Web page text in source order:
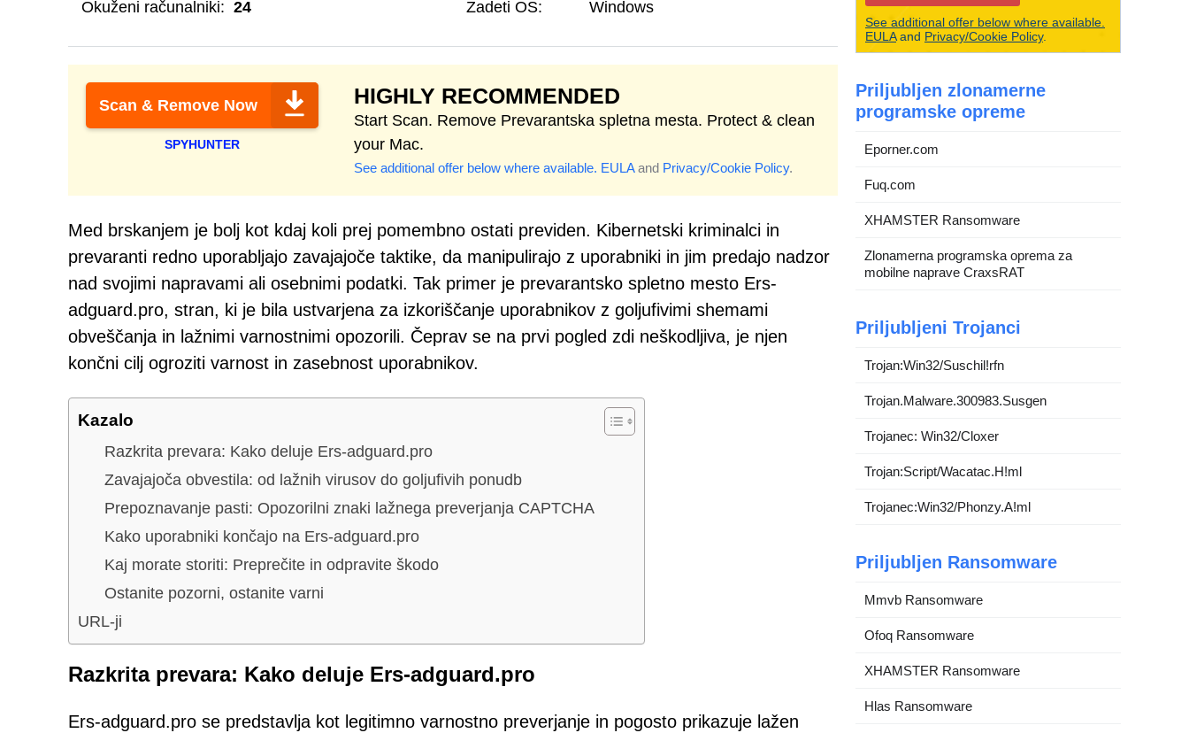
Okuženi računalniki: 24
Zadeti OS:
Windows
Scan & Remove Now
SPYHUNTER
HIGHLY RECOMMENDED
Start Scan. Remove Prevarantska spletna mesta. Protect & clean
your Mac.
See additional offer below where available. EULAand Privacy/Cookie Policy.
Med brskanjem je bolj kot kdaj koli prej pomembno ostati previden. Kibernetski kriminalci in
prevaranti redno uporabljajo zavajajoče taktike, da manipulirajo z uporabniki in jim predajo nadzor
nad svojimi napravami ali osebnimi podatki. Tak primer je prevarantsko spletno mesto Ers-
adguard.pro, stran, ki je bila ustvarjena za izkoriščanje uporabnikov z goljufivimi shemami
obveščanja in lažnimi varnostnimi opozorili. Čeprav se na prvi pogled zdi neškodljiva, je njen
končni cilj ogroziti varnost in zasebnost uporabnikov.
Kazalo
Razkrita prevara: Kako deluje Ers-adguard.pro
Zavajajoča obvestila: od lažnih virusov do goljufivih ponudb
Prepoznavanje pasti: Opozorilni znaki lažnega preverjanja CAPTCHA
Kako uporabniki končajo na Ers-adguard.pro
Kaj morate storiti: Preprečite in odpravite škodo
Ostanite pozorni, ostanite varni
URL-ji
Razkrita prevara: Kako deluje Ers-adguard.pro
Ers-adguard.pro se predstavlja kot legitimno varnostno preverjanje in pogosto prikazuje lažen
See additional offer below where available.
EULAand Privacy/Cookie Policy.
Priljubljen zlonamerne
programske opreme
Eporner.com
Fuq.com
XHAMSTER Ransomware
Zlonamerna programska oprema za
mobilne naprave CraxsRAT
Priljubljeni Trojanci
Trojan:Win32/Suschil!rfn
Trojan.Malware.300983.Susgen
Trojanec: Win32/Cloxer
Trojan:Script/Wacatac.H!ml
Trojanec:Win32/Phonzy.A!ml
Priljubljen Ransomware
Mmvb Ransomware
Ofoq Ransomware
XHAMSTER Ransomware
Hlas Ransomware